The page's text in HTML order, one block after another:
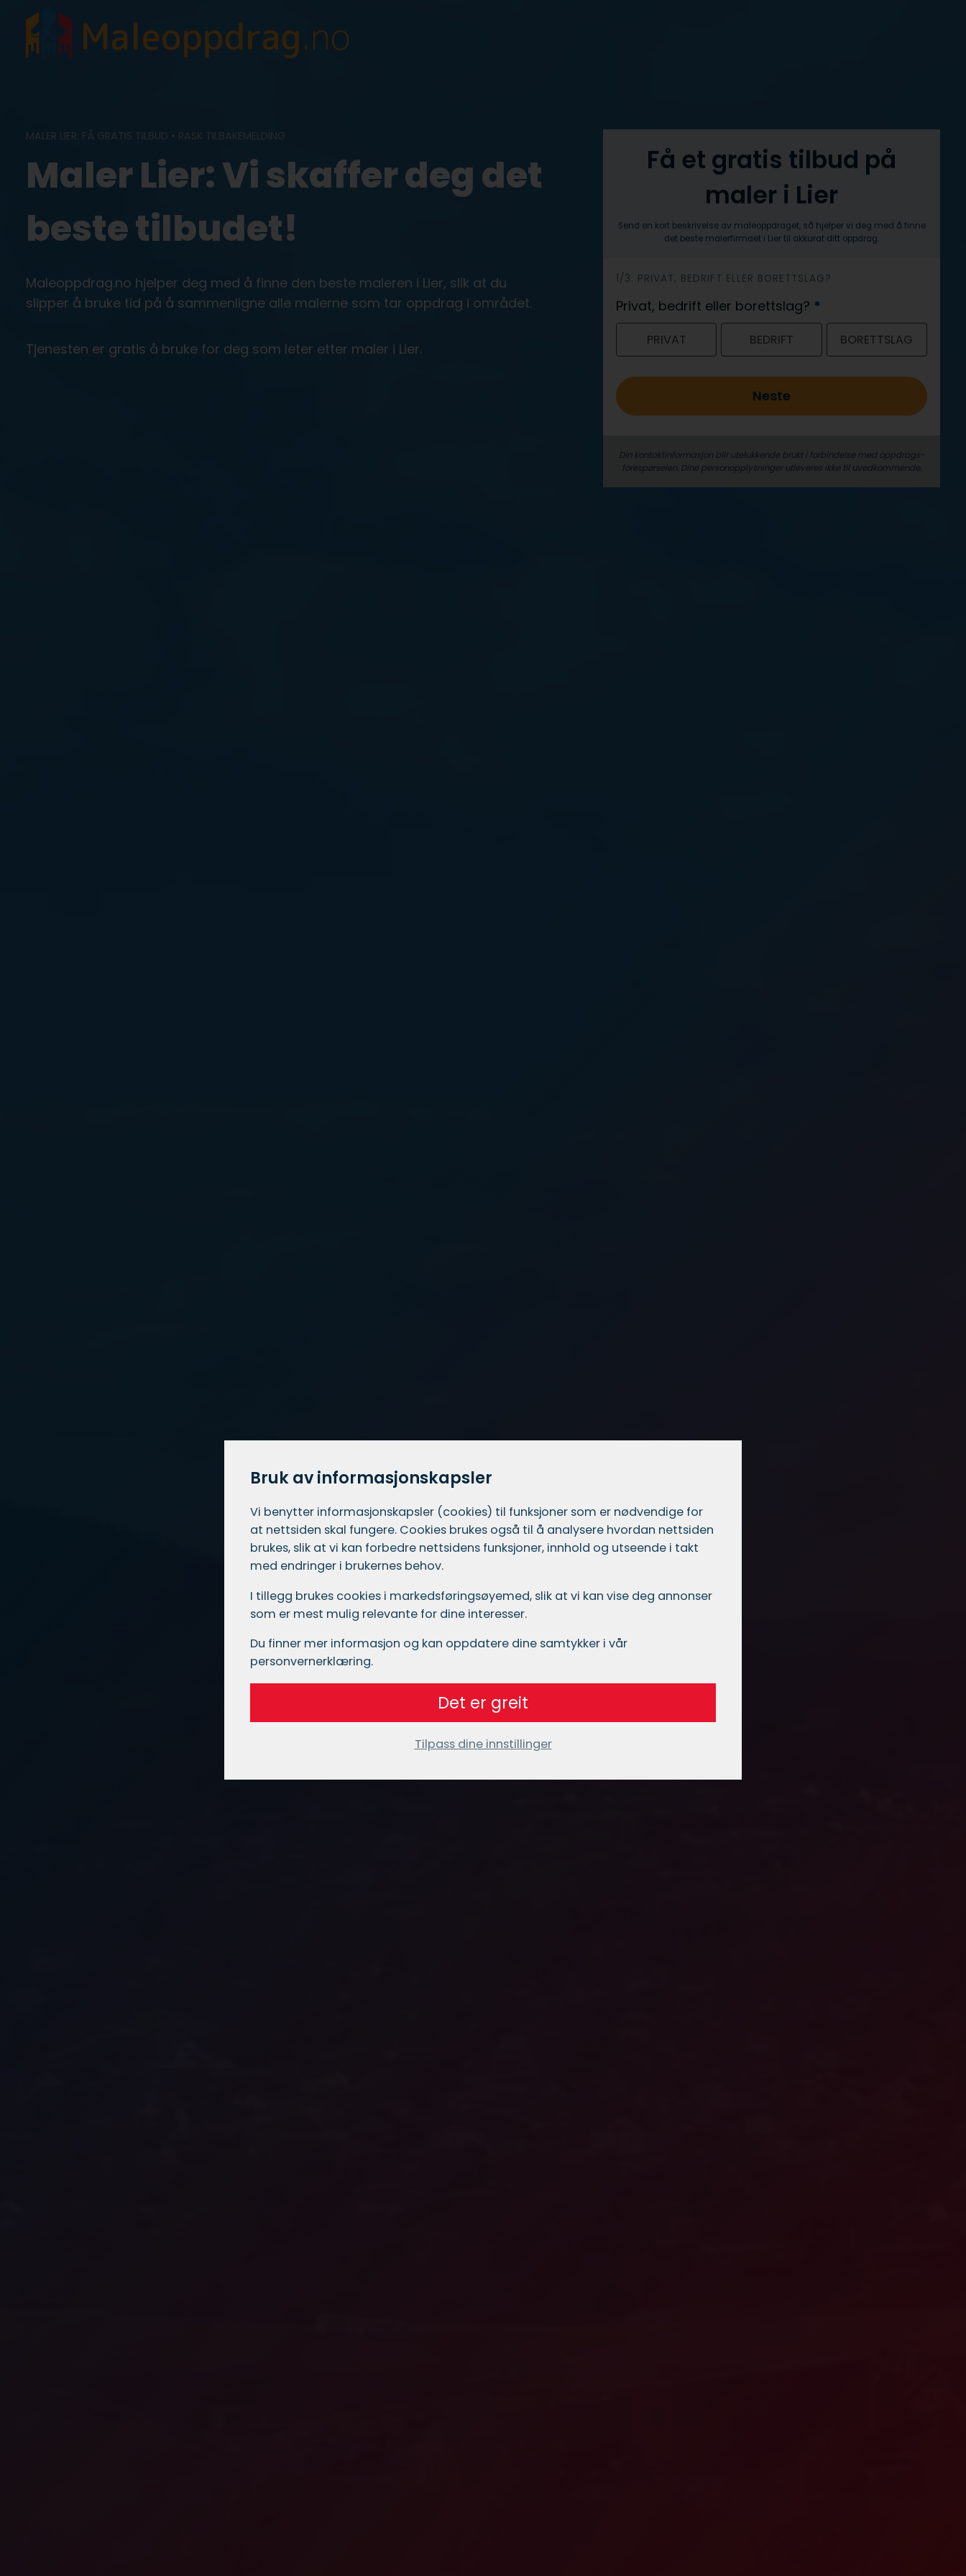
content
MALER LIER: FÅ GRATIS TILBUD • RASK TILBAKEMELDING
Maler Lier: Vi skaffer deg det
beste tilbudet!
Maleoppdrag.no hjelper deg med å finne den beste maleren i Lier, slik at du
slipper å bruke tid på å sammenligne alle malerne som tar oppdrag i området.
Tjenesten er gratis å bruke for deg som leter etter maler i Lier.
Få et gratis tilbud på
maler i Lier
Send en kort beskrivelse av maleoppdraget, så hjelper vi deg med å finne
det beste malerfirmaet i Lier til akkurat ditt oppdrag.
h
e
r
1/3: PRIVAT, BEDRIFT ELLER BORETTSLAG?
Privat, bedrift eller borettslag? *
PRIVAT BEDRIFT BORETTSLAG
Neste
Din kontaktinformasjon blir utelukkende brukt i forbindelse med oppdrags­
forespørselen. Dine person­­opplysninger utleveres ikke til uvedkommende.
Bruk av informasjonskapsler
Vi benytter informasjons­kapsler (cookies) til funksjoner som er nødvendige for
at nettsiden skal fungere. Cookies brukes også til å analysere hvordan nettsiden
brukes, slik at vi kan forbedre nettsidens funksjoner, innhold og utseende i takt
med endringer i brukernes behov.
I tillegg brukes cookies i markedsførings­øyemed, slik at vi kan vise deg annonser
som er mest mulig relevante for dine interesser.
Du finner mer informasjon og kan oppdatere dine samtykker i vår
personvernerklæring.
Det er greit
Tilpass dine innstillinger